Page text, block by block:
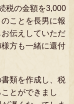
税の金額を3,000
ことを長男に報
伝えしていただ
方も一緒に還付
類を作成し、税
とができまし